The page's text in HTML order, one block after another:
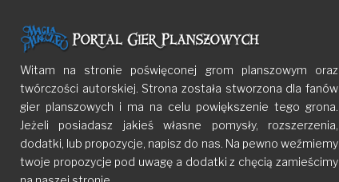
Witam na stronie poświęconej grom planszowym oraz
twórczości autorskiej. Strona została stworzona dla fanów
gier planszowych i ma na celu powiększenie tego grona.
Jeżeli posiadasz jakieś własne pomysły, rozszerzenia,
dodatki, lub propozycje, napisz do nas. Na pewno weźmiemy
twoje propozycje pod uwagę a dodatki z chęcią zamieścimy